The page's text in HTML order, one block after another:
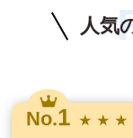
人気
No.1 ★ ★ ★